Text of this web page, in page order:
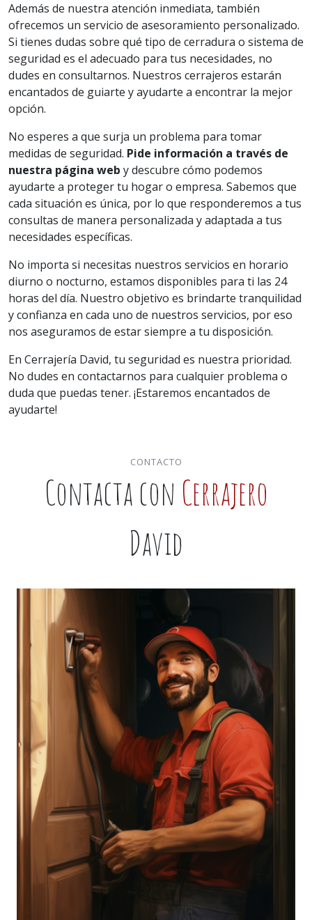
Además de nuestra atención inmediata, también
ofrecemos un servicio de asesoramiento personalizado.
Si tienes dudas sobre qué tipo de cerradura o sistema de
seguridad es el adecuado para tus necesidades, no
dudes en consultarnos. Nuestros cerrajeros estarán
encantados de guiarte y ayudarte a encontrar la mejor
opción.
No esperes a que surja un problema para tomar
medidas de seguridad. Pide información a través de
nuestra página web y descubre cómo podemos
ayudarte a proteger tu hogar o empresa. Sabemos que
cada situación es única, por lo que responderemos a tus
consultas de manera personalizada y adaptada a tus
necesidades específicas.
No importa si necesitas nuestros servicios en horario
diurno o nocturno, estamos disponibles para ti las 24
horas del día. Nuestro objetivo es brindarte tranquilidad
y confianza en cada uno de nuestros servicios, por eso
nos aseguramos de estar siempre a tu disposición.
En Cerrajería David, tu seguridad es nuestra prioridad.
No dudes en contactarnos para cualquier problema o
duda que puedas tener. ¡Estaremos encantados de
ayudarte!
CONTACTO
Contacta con Cerrajero
David